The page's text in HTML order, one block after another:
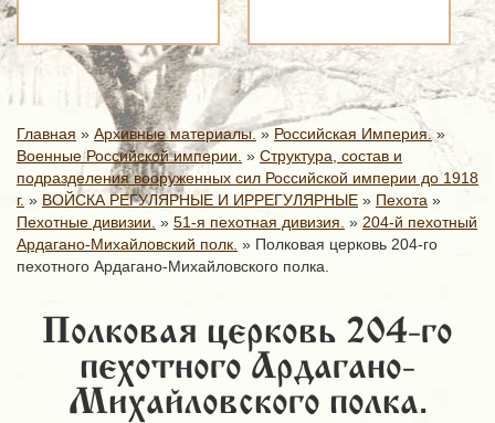
Главная » Архивные материалы.» Российская Империя. »
Военные Российской империи. » Структура, состав и
подразделения вооруженных сил Российской империи до 1918
г. » ВОЙСКА РЕГУЛЯРНЫЕ И ИРРЕГУЛЯРНЫЕ » Пехота »
Пехотные дивизии. » 51-я пехотная дивизия. » 204-й пехотный
Ардагано-Михайловский полк. » Полковая церковь 204-го
пехотного Ардагано-Михайловского полка.
Полковая церковь 204-го
пехотного Ардагано-
Михайловского полка.